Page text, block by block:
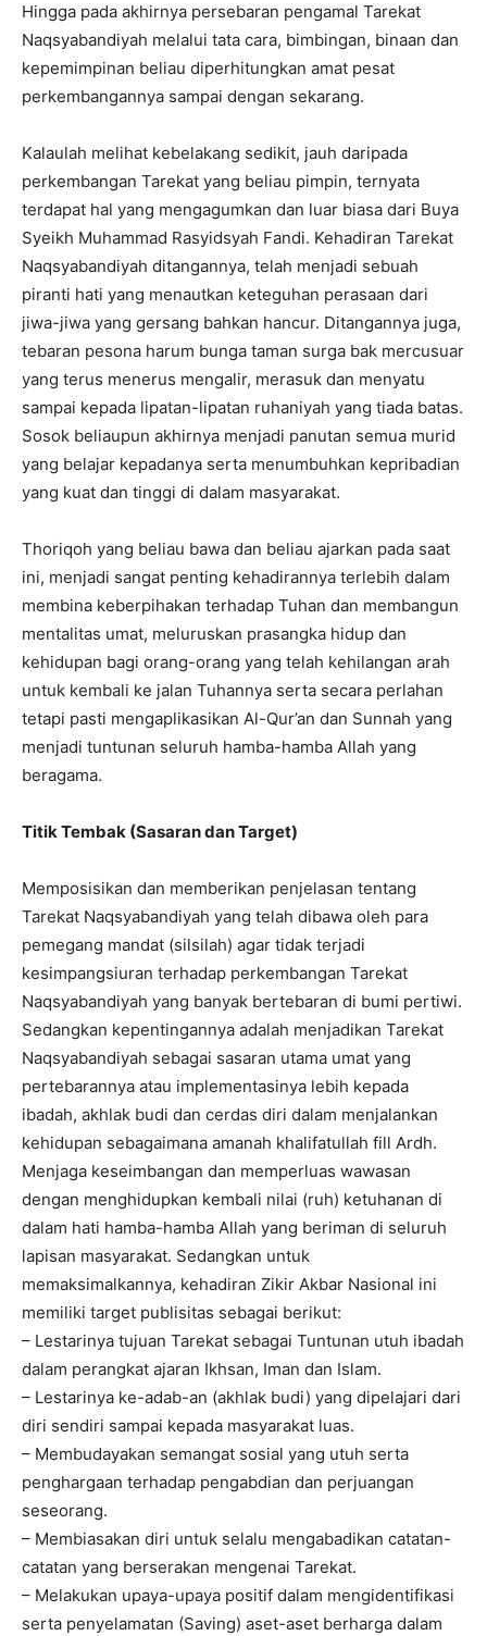
Hingga pada akhirnya persebaran pengamal Tarekat
Naqsyabandiyah melalui tata cara, bimbingan, binaan dan
kepemimpinan beliau diperhitungkan amat pesat
perkembangannya sampai dengan sekarang.
Kalaulah melihat kebelakang sedikit, jauh daripada
perkembangan Tarekat yang beliau pimpin, ternyata
terdapat hal yang mengagumkan dan luar biasa dari Buya
Syeikh Muhammad Rasyidsyah Fandi. Kehadiran Tarekat
Naqsyabandiyah ditangannya, telah menjadi sebuah
piranti hati yang menautkan keteguhan perasaan dari
jiwa-jiwa yang gersang bahkan hancur. Ditangannya juga,
tebaran pesona harum bunga taman surga bak mercusuar
yang terus menerus mengalir, merasuk dan menyatu
sampai kepada lipatan-lipatan ruhaniyah yang tiada batas.
Sosok beliaupun akhirnya menjadi panutan semua murid
yang belajar kepadanya serta menumbuhkan kepribadian
yang kuat dan tinggi di dalam masyarakat.
Thoriqoh yang beliau bawa dan beliau ajarkan pada saat
ini, menjadi sangat penting kehadirannya terlebih dalam
membina keberpihakan terhadap Tuhan dan membangun
mentalitas umat, meluruskan prasangka hidup dan
kehidupan bagi orang-orang yang telah kehilangan arah
untuk kembali ke jalan Tuhannya serta secara perlahan
tetapi pasti mengaplikasikan Al-Qur’an dan Sunnah yang
menjadi tuntunan seluruh hamba-hamba Allah yang
beragama.
Titik Tembak (Sasaran dan Target)
Memposisikan dan memberikan penjelasan tentang
Tarekat Naqsyabandiyah yang telah dibawa oleh para
pemegang mandat (silsilah) agar tidak terjadi
kesimpangsiuran terhadap perkembangan Tarekat
Naqsyabandiyah yang banyak bertebaran di bumi pertiwi.
Sedangkan kepentingannya adalah menjadikan Tarekat
Naqsyabandiyah sebagai sasaran utama umat yang
pertebarannya atau implementasinya lebih kepada
ibadah, akhlak budi dan cerdas diri dalam menjalankan
kehidupan sebagaimana amanah khalifatullah fill Ardh.
Menjaga keseimbangan dan memperluas wawasan
dengan menghidupkan kembali nilai (ruh) ketuhanan di
dalam hati hamba-hamba Allah yang beriman di seluruh
lapisan masyarakat. Sedangkan untuk
memaksimalkannya, kehadiran Zikir Akbar Nasional ini
memiliki target publisitas sebagai berikut:
– Lestarinya tujuan Tarekat sebagai Tuntunan utuh ibadah
dalam perangkat ajaran Ikhsan, Iman dan Islam.
– Lestarinya ke-adab-an (akhlak budi) yang dipelajari dari
diri sendiri sampai kepada masyarakat luas.
– Membudayakan semangat sosial yang utuh serta
penghargaan terhadap pengabdian dan perjuangan
seseorang.
– Membiasakan diri untuk selalu mengabadikan catatan-
catatan yang berserakan mengenai Tarekat.
– Melakukan upaya-upaya positif dalam mengidentifikasi
serta penyelamatan (Saving) aset-aset berharga dalam